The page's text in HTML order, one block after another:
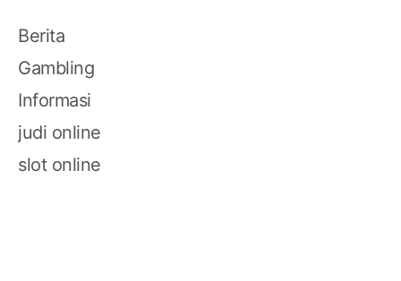
Berita
Gambling
Informasi
judi online
slot online